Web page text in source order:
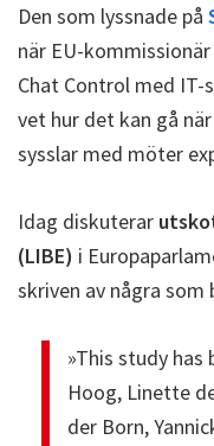
Den som lyssnade på
när EU-kommissionär
Chat Control med IT-
vet hur det kan gå
sysslar med möter
Idag diskuterar
(LIBE) i
skriven av några
»This study has
Hoog, Linette
der Born,